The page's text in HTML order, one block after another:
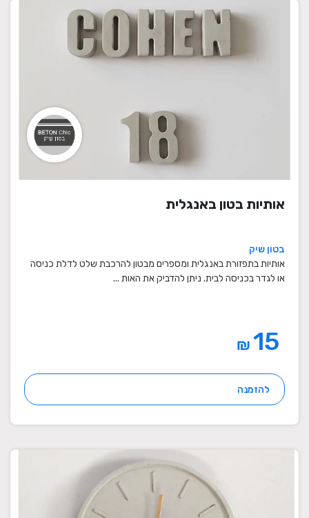
אותיות בטון באנגלית
בטון שיק
אותיות בתפזורת באנגלית ומספרים מבטון להרכבת שלט לדלת כניסה
או לגדר בכניסה לבית. ניתן להדביק את האות ...
₪
להזמנה